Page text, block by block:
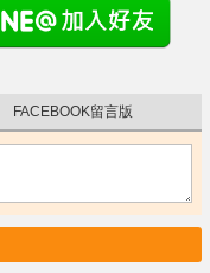
FACEBOOK留言版